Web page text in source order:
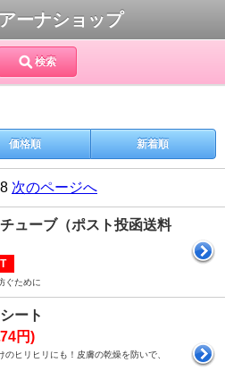
ーナショップ
検索
価格順 新着順
次のページへ
ューブ（ポスト投函送料
ぐために
ート
円)
のヒリヒリにも！皮膚の乾燥を防いで、